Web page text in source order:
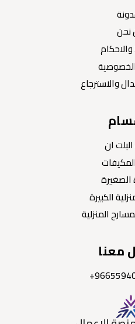
نحن
والاسترجاع
ان
الصغيرة
الكبيرة
المنزلية
معنا